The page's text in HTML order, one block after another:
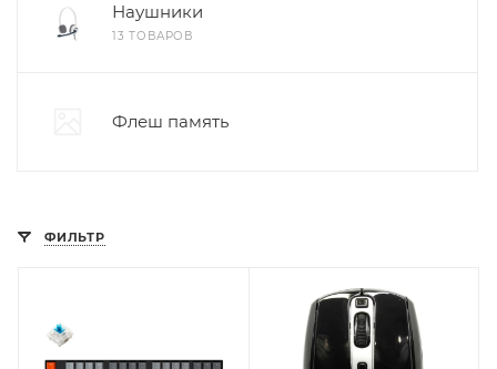
Наушники
13 ТОВАРОВ
Флеш память
ФИЛЬТР